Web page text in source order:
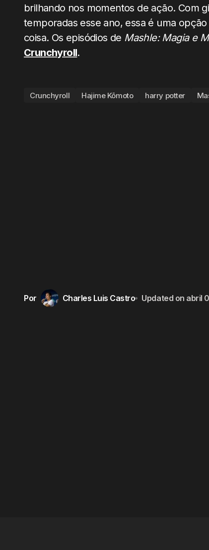
brilhando nos momentos de ação. Com
temporadas esse ano, essa é uma
coisa. Os episódios de Mashle: Magia e
Crunchyroll.
Crunchyroll Hajime Kōmoto harry potter
Por Charles Luis Castro Updated on abril